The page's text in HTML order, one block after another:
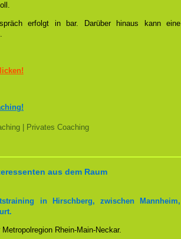
erfolgt in bar. Darüber hinaus kann eine
| Privates Coaching
aus dem Raum
in Hirschberg, zwischen Mannheim,
Rhein-Main-Neckar.